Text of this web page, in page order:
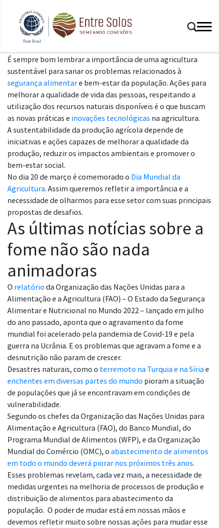
É sempre bom lembrar a importância de uma agricultura
sustentável para sanar os problemas relacionados à
segurança alimentare bem-estar da população. Ações para
melhorar a qualidade de vida das pessoas, respeitando a
utilização dos recursos naturais disponíveis é o que buscam
as novas práticas e inovações tecnológicas na agricultura.
A sustentabilidade da produção agrícola depende de
iniciativas e ações capazes de melhorar a qualidade da
produção, reduzir os impactos ambientais e promover o
bem-estar social.
No dia 20 de março é comemorado o Dia Mundial da
Agricultura. Assim queremos refletir a importância e a
necessidade de olharmos para esse setor com suas principais
propostas de desafios.
As últimas notícias sobre a
fome não são nada
animadoras
O relatório da Organização das Nações Unidas para a
Alimentação e a Agricultura (FAO) – O Estado da Segurança
Alimentar e Nutricional no Mundo 2022 – lançado em julho
do ano passado, aponta que o agravamento da fome
mundial foi acelerado pela pandemia de Covid-19 e pela
guerra na Ucrânia. E os problemas que agravam a fome e a
desnutrição não param de crescer.
Desastres naturais, como o terremoto na Turquia e na Síria e
enchentes em diversas partes do mundo pioram a situação
de populações que já se encontravam em condições de
vulnerabilidade.
Segundo os chefes da Organização das Nações Unidas para
Alimentação e Agricultura (FAO), do Banco Mundial, do
Programa Mundial de Alimentos (WFP), e da Organização
Mundial do Comércio (OMC), o abastecimento de alimentos
em todo o mundo deverá piorar nos próximos três anos.
Esses problemas revelam, cada vez mais, a necessidade de
medidas urgentes na melhoria de processos de produção e
distribuição de alimentos para abastecimento da
população. O poder de mudar está em nossas mãos e
devemos refletir muito sobre nossas ações para mudar esse